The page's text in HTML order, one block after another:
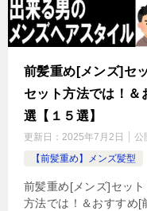
前髪重め[メンズ]セ
セット方法では！＆
選【１５選】
更新日： 2025年7月2日 公
【前髪重め】メンズ髪型
前髪重め[メンズ]セッ
方法では！＆おすすめ[